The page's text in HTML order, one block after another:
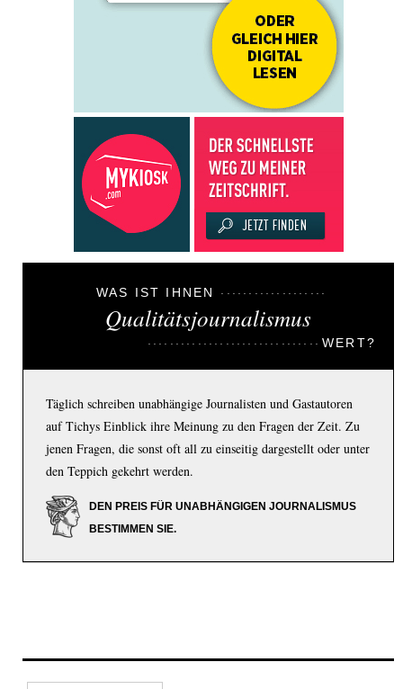
WAS IST IHNEN
Qualitätsjournalismus
WERT?
Täglich schreiben unabhängige Journalisten und Gastautoren
auf Tichys Einblick ihre Meinung zu den Fragen der Zeit. Zu
jenen Fragen, die sonst oft all zu einseitig dargestellt oder unter
den Teppich gekehrt werden.
DEN PREIS FÜR UNABHÄNGIGEN JOURNALISMUS
BESTIMMEN SIE.